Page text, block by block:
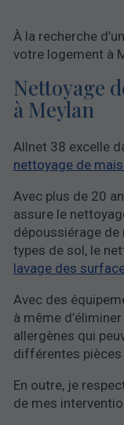
À la recherche
votre logement à
Nettoyage
à Meylan
Allnet 38 excelle
nettoyage de
Avec plus de 20
assure le
dépoussiérage de
types de sol, le
lavage des
Avec des
à même
allergènes qui
différentes pièces
En outre, je
de mes